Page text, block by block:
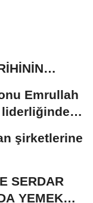
Emrullah
şirketlerine
SERDAR
YEMEK